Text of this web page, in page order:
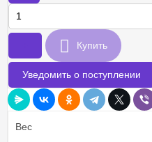
Купить
Уведомить о поступлении
Вес